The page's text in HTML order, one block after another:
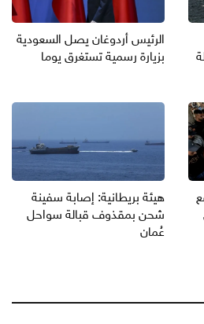
الرئيس أردوغان يصل السعودية
بزيارة رسمية تستغرق يوما
هيئة بريطانية: إصابة سفينة
شحن بمقذوف قبالة سواحل
عُمان